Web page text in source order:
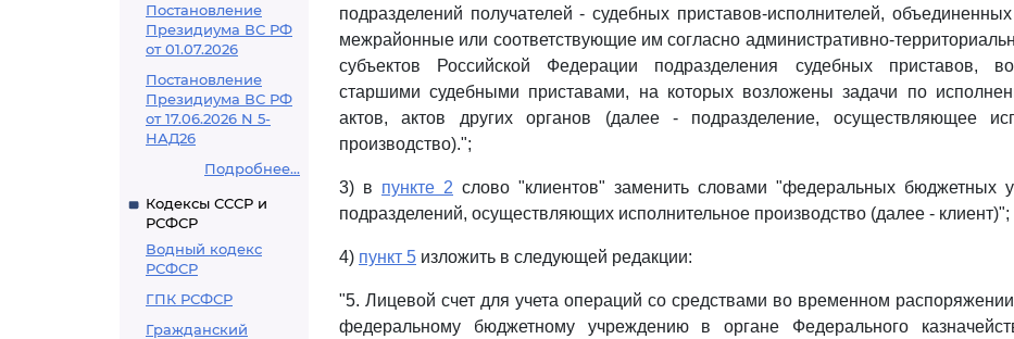
Постановление
Президиума ВС РФ
от 01.07.2026
Постановление
Президиума ВС РФ
от 17.06.2026 N 5-
НАД26
Подробнее...
Кодексы СССР и
РСФСР
Водный кодекс
РСФСР
ГПК РСФСР
Гражданский
подразделений получателей - судебных приставов-исполнителей,
межрайонные или соответствующие им согласно административно-
субъектов Российской Федерации подразделения судебных приставов,
старшими судебными приставами, на которых возложены задачи по
актов, актов других органов (далее - подразделение, осуществляющее
производство).";
3) в пункте 2 слово "клиентов" заменить словами "федеральных бюджетных
подразделений, осуществляющих исполнительное производство (далее - клиент)";
4) пункт 5 изложить в следующей редакции:
"5. Лицевой счет для учета операций со средствами во временном
федеральному бюджетному учреждению в органе Федерального